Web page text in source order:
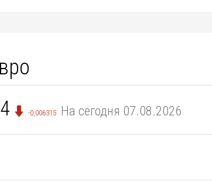
-0,006315 На сегодня 07.08.2026